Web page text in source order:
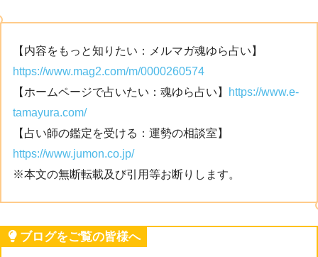
【内容をもっと知りたい：メルマガ魂ゆら占い】
https://www.mag2.com/m/0000260574
【ホームページで占いたい：魂ゆら占い】
https://www.e-
tamayura.com/
【占い師の鑑定を受ける：運勢の相談室】
https://www.jumon.co.jp/
※本文の無断転載及び引用等お断りします。
ブログをご覧の皆様へ